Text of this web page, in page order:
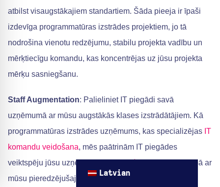
atbilst visaugstākajiem standartiem. Šāda pieeja ir īpaši
izdevīga programmatūras izstrādes projektiem, jo tā
nodrošina vienotu redzējumu, stabilu projekta vadību un
mērķtiecīgu komandu, kas koncentrējas uz jūsu projekta
mērķu sasniegšanu.
Staff Augmentation: Palieliniet IT piegādi savā
uzņēmumā ar mūsu augstākās klases izstrādātājiem. Kā
programmatūras izstrādes uzņēmums, kas specializējas IT
komandu veidošana, mēs paātrinām IT piegādes
veiktspēju jūsu uzņēmumā.
kopā ar
mūsu pieredzējušajiem vecākā līmeņa izstrādātājiem.
Latvian